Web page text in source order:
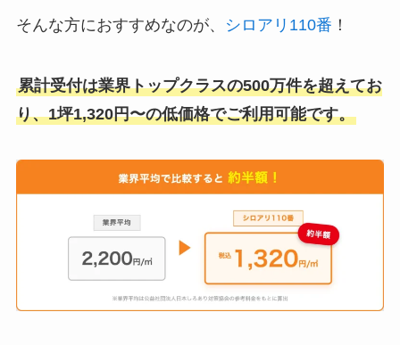
そんな方におすすめなのが、 シロアリ110番 ！
累計受付は業界トップクラスの500万件を超えてお
り、1坪1,320円〜の低価格でご利用可能です。